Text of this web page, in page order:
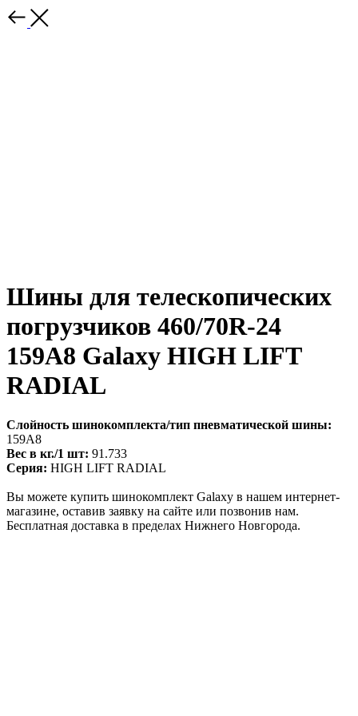
Шины для телескопических
погрузчиков 460/70R-24
159A8 Galaxy HIGH LIFT
RADIAL
Слойность шинокомплекта/тип пневматической шины:
159A8
Вес в кг./1 шт: 91.733
Серия: HIGH LIFT RADIAL
Вы можете купить шинокомплект Galaxy в нашем интернет-
магазине, оставив заявку на сайте или позвонив нам.
Бесплатная доставка в пределах Нижнего Новгорода.